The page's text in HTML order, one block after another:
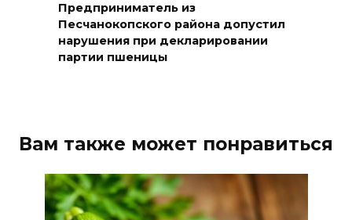
Предприниматель из
Песчанокопского района допустил
нарушения при декларировании
партии пшеницы
Вам также может понравиться